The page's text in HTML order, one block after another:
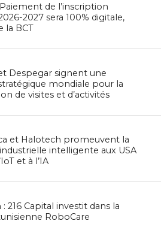
de l’inscription
2027 sera 100% digitale,
la BCT
Despegar signent une
mondiale pour la
de visites et d’activités
et Halotech promeuvent la
intelligente aux USA
et à l’IA
: 216 Capital investit dans la
RoboCare